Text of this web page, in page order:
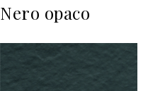
Nero opaco